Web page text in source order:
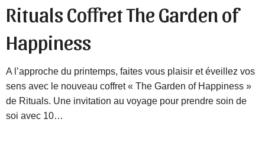
Rituals Coffret The Garden of
Happiness
A l’approche du printemps, faites vous plaisir et éveillez vos
sens avec le nouveau coffret « The Garden of Happiness »
de Rituals. Une invitation au voyage pour prendre soin de
soi avec 10…